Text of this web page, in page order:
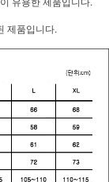
제품입니다.